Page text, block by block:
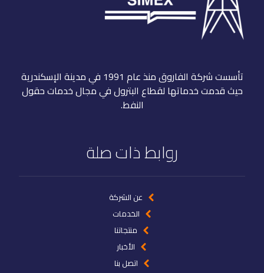
تأسست شركة الفاروق منذ عام 1991 في مدينة الإسكندرية
حيث قدمت خدماتها لقطاع البترول في مجال خدمات حقول
النفط.
روابط ذات صلة
عن الشركة
الخدمات
منتجاتنا
الأخبار
اتصل بنا